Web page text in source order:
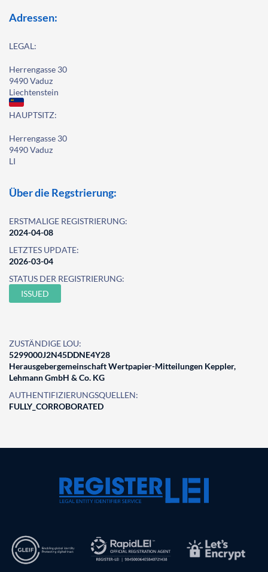
Adressen:
LEGAL:
Herrengasse 30
9490 Vaduz
Liechtenstein
HAUPTSITZ:
Herrengasse 30
9490 Vaduz
LI
Über die Regstrierung:
ERSTMALIGE REGISTRIERUNG:
2024-04-08
LETZTES UPDATE:
2026-03-04
STATUS DER REGISTRIERUNG:
ISSUED
ZUSTÄNDIGE LOU:
5299000J2N45DDNE4Y28
Herausgebergemeinschaft Wertpapier-Mitteilungen Keppler,
Lehmann GmbH & Co. KG
AUTHENTIFIZIERUNGSQUELLEN:
FULLY_CORROBORATED